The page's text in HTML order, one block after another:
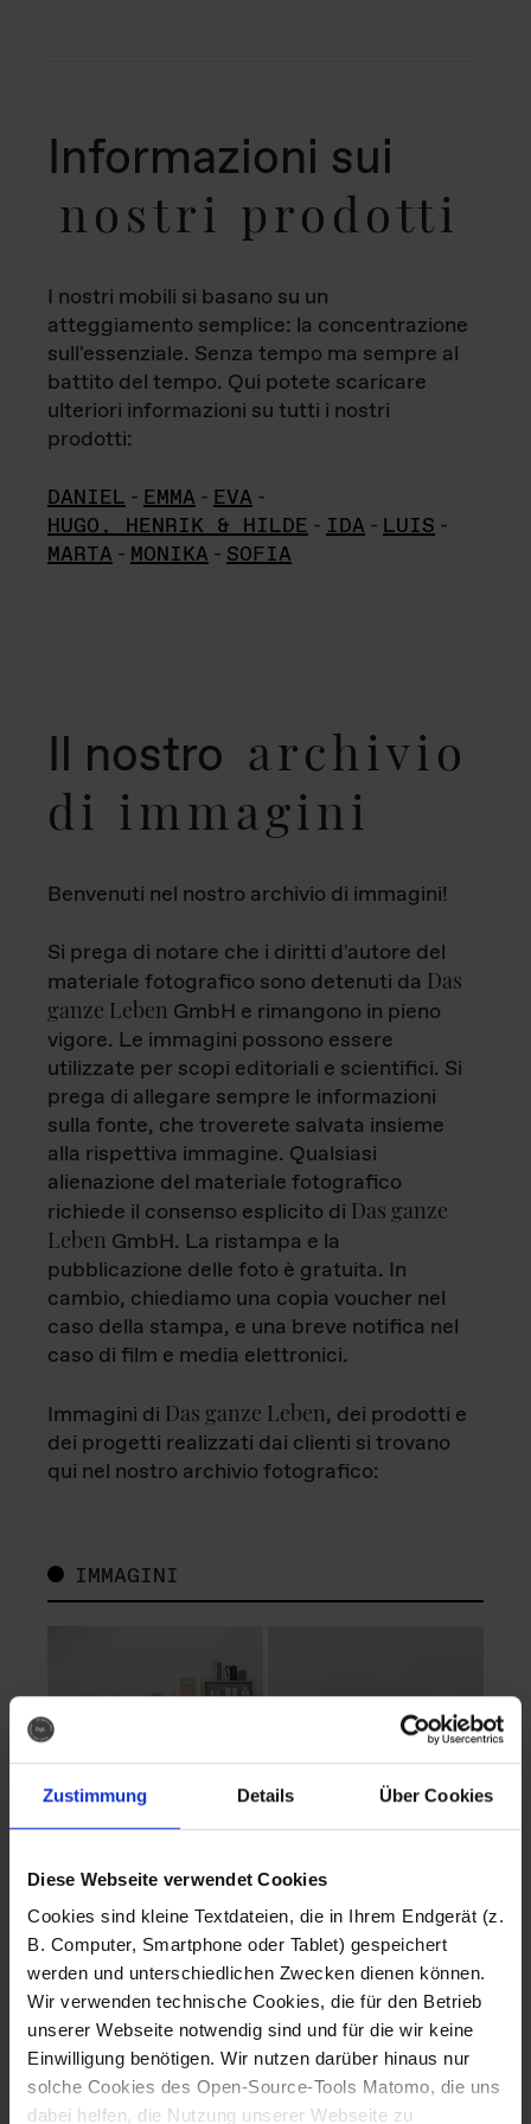
Zustimmung Details Über Cookies
Diese Webseite verwendet Cookies
Cookies sind kleine Textdateien, die in Ihrem Endgerät (z.
B. Computer, Smartphone oder Tablet) gespeichert
werden und unterschiedlichen Zwecken dienen können.
Wir verwenden technische Cookies, die für den Betrieb
unserer Webseite notwendig sind und für die wir keine
Einwilligung benötigen. Wir nutzen darüber hinaus nur
solche Cookies des Open-Source-Tools Matomo, die uns
dabei helfen, die Nutzung unserer Webseite zu
Informazioni sui
nostri prodotti
I nostri mobili si basano su un
atteggiamento semplice: la concentrazione
sull'essenziale. Senza tempo ma sempre al
battito del tempo. Qui potete scaricare
ulteriori informazioni su tutti i nostri
prodotti:
DANIEL - EMMA - EVA -
HUGO, HENRIK & HILDE - IDA - LUIS -
MARTA - MONIKA - SOFIA
Il nostro archivio
di immagini
Benvenuti nel nostro archivio di immagini!
Si prega di notare che i diritti d'autore del
materiale fotografico sono detenuti da Das
ganze Leben GmbH e rimangono in pieno
vigore. Le immagini possono essere
utilizzate per scopi editoriali e scientifici. Si
prega di allegare sempre le informazioni
sulla fonte, che troverete salvata insieme
alla rispettiva immagine. Qualsiasi
alienazione del materiale fotografico
richiede il consenso esplicito di Das ganze
Leben GmbH. La ristampa e la
pubblicazione delle foto è gratuita. In
cambio, chiediamo una copia voucher nel
caso della stampa, e una breve notifica nel
caso di film e media elettronici.
Immagini di Das ganze Leben, dei prodotti e
dei progetti realizzati dai clienti si trovano
qui nel nostro archivio fotografico:
IMMAGINI
Fotografo: Lorenz
Sternbach
Download
Fotografo: Lorenz
Sternbach
Download